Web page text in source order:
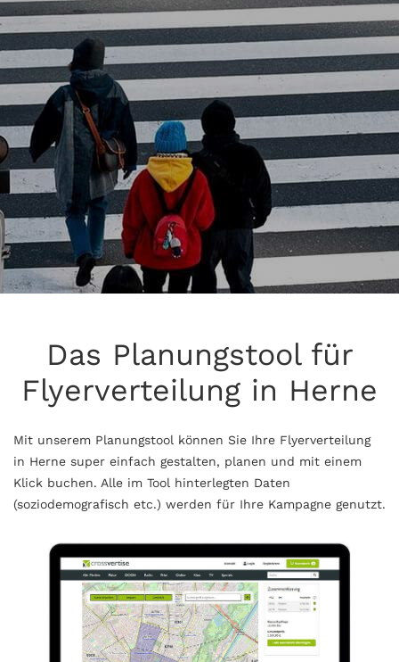
Das Planungstool für
Flyerverteilung in Herne
Mit unserem Planungstool können Sie Ihre Flyerverteilung
in Herne super einfach gestalten, planen und mit einem
Klick buchen. Alle im Tool hinterlegten Daten
(soziodemografisch etc.) werden für Ihre Kampagne genutzt.